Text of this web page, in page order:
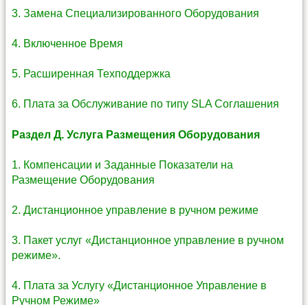
3. Замена Специализированного Оборудования
4. Включенное Время
5. Расширенная Техподдержка
6. Плата за Обслуживание по типу SLA Соглашения
Раздел Д. Услуга Размещения Оборудования
1. Компенсации и Заданные Показатели на
Размещение Оборудования
2. Дистанционное управление в ручном режиме
3. Пакет услуг «Дистанционное управление в ручном
режиме».
4. Плата за Услугу «Дистанционное Управление в
Ручном Режиме»